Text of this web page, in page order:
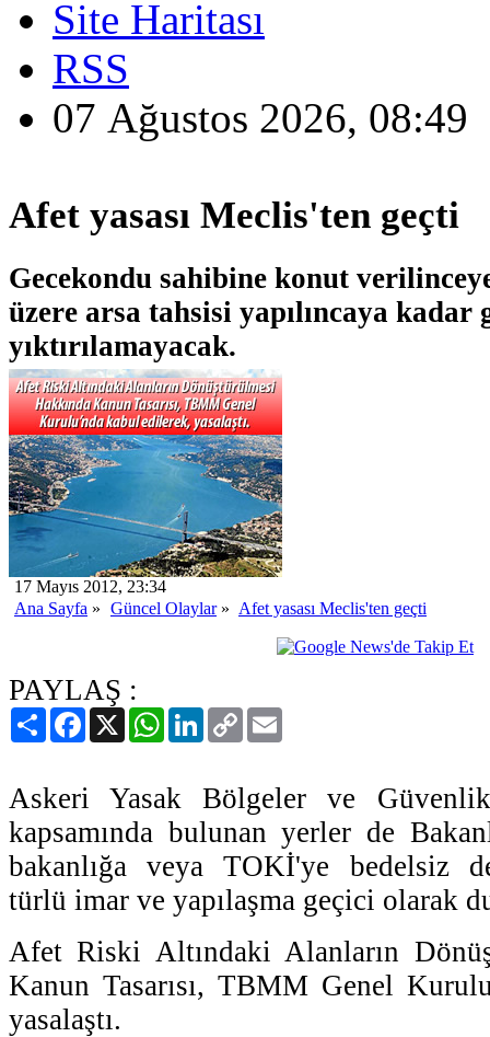
Site Haritası
RSS
07 Ağustos 2026, 08:49
Afet yasası Meclis'ten geçti
Gecekondu sahibine konut
üzere arsa tahsisi yapılıncaya kadar
yıktırılamayacak.
17 Mayıs 2012, 23:34
Ana Sayfa » Güncel Olaylar» Afet yasası Meclis'ten geçti
PAYLAŞ :
PaylaşFacebook
X WhatsAppLinkedIn
Copy
Link
Askeri Yasak Bölgeler ve
kapsamında bulunan yerler de
bakanlığa veya TOKİ'ye bedelsiz
türlü imar ve yapılaşma geçici olarak
Afet Riski Altındaki Alanların
Kanun Tasarısı, TBMM Genel
yasalaştı.